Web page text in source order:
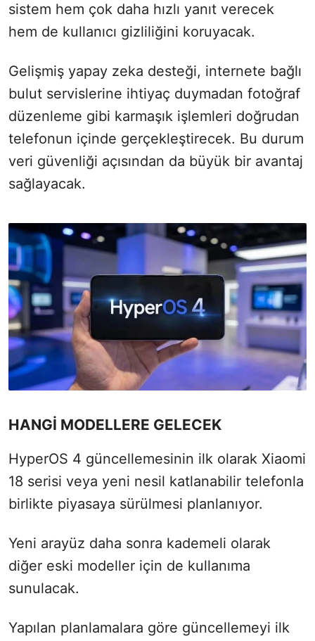
sistem hem çok daha hızlı yanıt verecek
hem de kullanıcı gizliliğini koruyacak.
Gelişmiş yapay zeka desteği, internete bağlı
bulut servislerine ihtiyaç duymadan fotoğraf
düzenleme gibi karmaşık işlemleri doğrudan
telefonun içinde gerçekleştirecek. Bu durum
veri güvenliği açısından da büyük bir avantaj
sağlayacak.
HANGİ MODELLERE GELECEK
HyperOS 4 güncellemesinin ilk olarak Xiaomi
18 serisi veya yeni nesil katlanabilir telefonla
birlikte piyasaya sürülmesi planlanıyor.
Yeni arayüz daha sonra kademeli olarak
diğer eski modeller için de kullanıma
sunulacak.
Yapılan planlamalara göre güncellemeyi ilk